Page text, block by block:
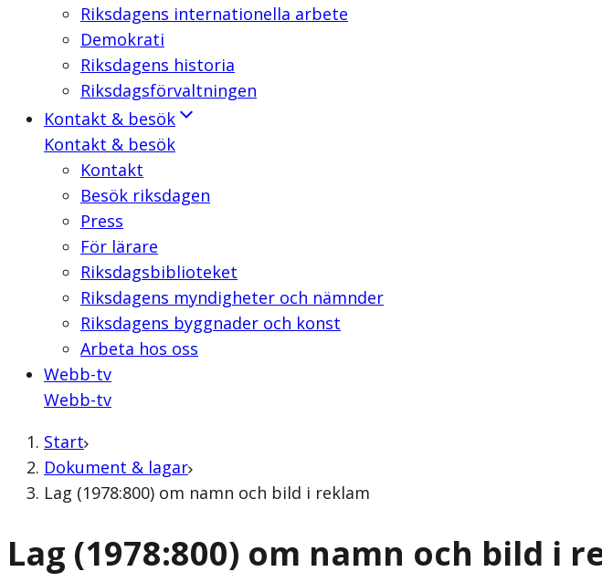
Riksdagens internationella arbete
Demokrati
Riksdagens historia
Riksdagsförvaltningen
Kontakt & besök
Kontakt & besök
Kontakt
Besök riksdagen
Press
För lärare
Riksdagsbiblioteket
Riksdagens myndigheter och nämnder
Riksdagens byggnader och konst
Arbeta hos oss
Webb-tv
Webb-tv
Start
Dokument & lagar
Lag (1978:800) om namn och bild i reklam
Lag (1978:800) om namn och bild i